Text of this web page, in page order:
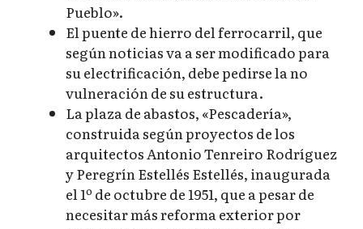
Pueblo».
El puente de hierro del ferrocarril, que
según noticias va a ser modificado para
su electrificación, debe pedirse la no
vulneración de su estructura.
La plaza de abastos, «Pescadería»,
construida según proyectos de los
arquitectos Antonio Tenreiro Rodríguez
y Peregrín Estellés Estellés, inaugurada
el 1º de octubre de 1951, que a pesar de
necesitar más reforma exterior por